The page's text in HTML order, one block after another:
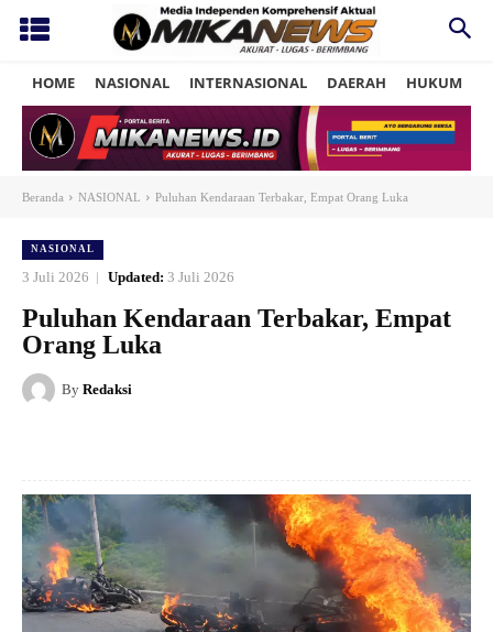
HOME NASIONAL INTERNASIONAL DAERAH HUKUM
Beranda NASIONAL Puluhan Kendaraan Terbakar, Empat Orang Luka
NASIONAL
3 Juli 2026 Updated: 3 Juli 2026
Puluhan Kendaraan Terbakar, Empat
Orang Luka
By Redaksi